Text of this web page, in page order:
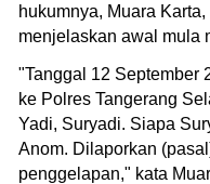
hukumnya, Muara
menjelaskan awal mula
"Tanggal 12 September
ke Polres Tangerang
Yadi, Suryadi. Siapa
Anom. Dilaporkan
penggelapan," kata